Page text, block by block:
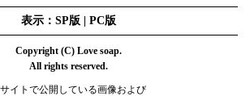
表示：SP版 | PC版
Copyright (C) Love soap.
All rights reserved.
イトで公開している画像および